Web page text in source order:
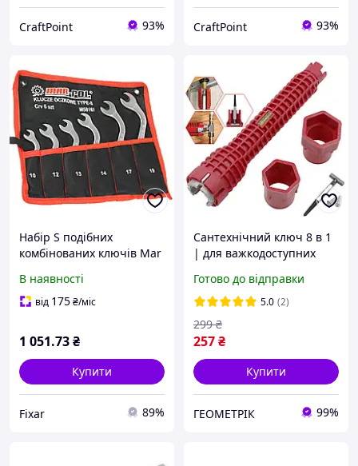
CraftPoint 93% CraftPoint 93%
Набір S подібних
комбінованих ключів Mar
для важкодоступних
місць авто та техніки
В наявності
від 175₴/міс
1 051.73₴
Купити
Fixar 89%
Сантехнічний ключ 8 в 1
| для важкодоступних
торцевий ключ
Готово до відправки
5.0 (2)
257₴
299 ₴
Купити
ГЕОМЕТРІК 99%